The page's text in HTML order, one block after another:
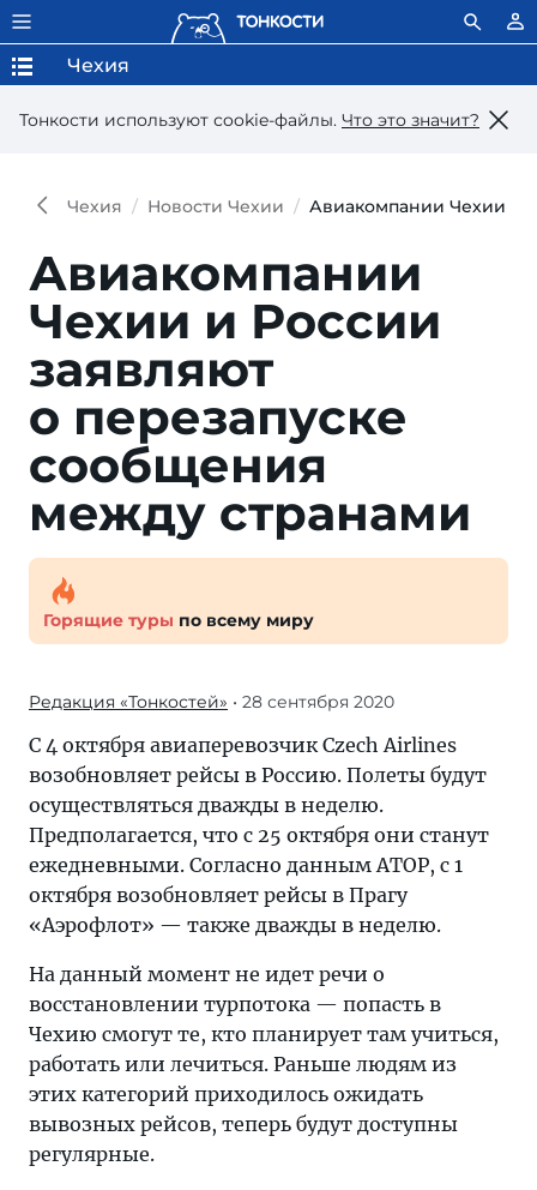
Тонкости используют сookie-файлы. Что это значит?
Чехия
Чехия Новости Чехии Авиакомпании Чехии и
Авиакомпании
Чехии и России
заявляют
о перезапуске
сообщения
между странами
Горящие туры по всему миру
Редакция «Тонкостей» • 28 сентября 2020
С 4 октября авиаперевозчик Czech Airlines
возобновляет рейсы в Россию. Полеты будут
осуществляться дважды в неделю.
Предполагается, что с 25 октября они станут
ежедневными. Согласно данным АТОР, с 1
октября возобновляет рейсы в Прагу
«Аэрофлот» — также дважды в неделю.
На данный момент не идет речи о
восстановлении турпотока — попасть в
Чехию смогут те, кто планирует там учиться,
работать или лечиться. Раньше людям из
этих категорий приходилось ожидать
вывозных рейсов, теперь будут доступны
регулярные.